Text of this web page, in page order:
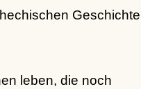
Geschichte
leben, die noch